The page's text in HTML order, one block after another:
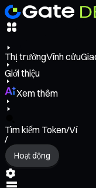
Thị trườngVĩnh cửu
Giới thiệu
Xem thêm
Tìm kiếm Token/Ví
/
Hoạt động